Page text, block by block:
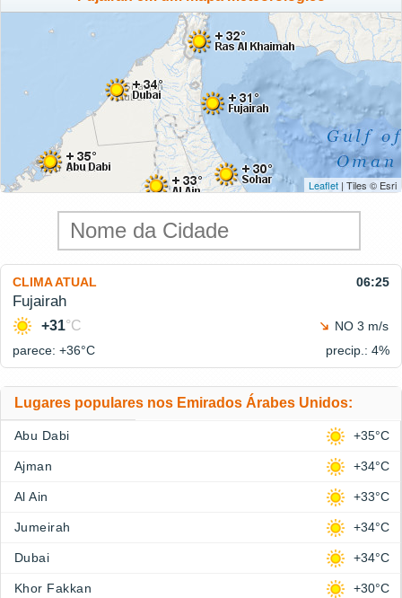
Leaflet | Tiles © Esri
CLIMA ATUAL 06:25
Fujairah
+31°C
NO 3 m/s
parece: +36°C precip.: 4%
Lugares populares nos Emirados Árabes Unidos:
Abu Dabi +35°C
Ajman +34°C
Al Ain +33°C
Jumeirah +34°C
Dubai +34°C
Khor Fakkan +30°C